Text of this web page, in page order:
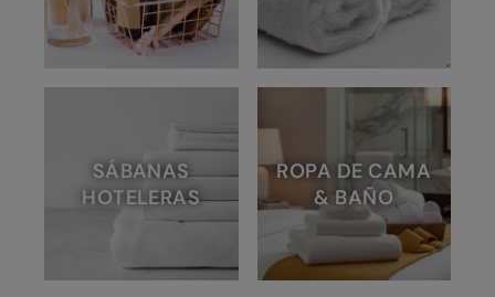
SÁBANAS
HOTELERAS
ROPA DE CAMA
& BAÑO